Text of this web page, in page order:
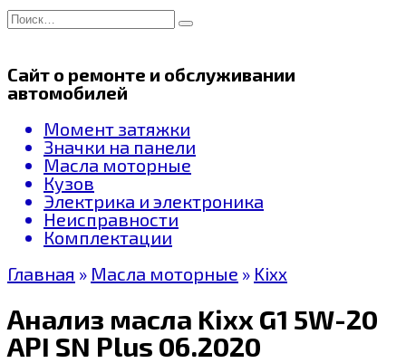
Перейти
к
Search
for:
Сайт о ремонте и обслуживании
автомобилей
Момент затяжки
Значки на панели
Масла моторные
Кузов
Электрика и электроника
Неисправности
Комплектации
Главная » Масла моторные » Kixx
Анализ масла Kixx G1 5W-20
API SN Plus 06.2020